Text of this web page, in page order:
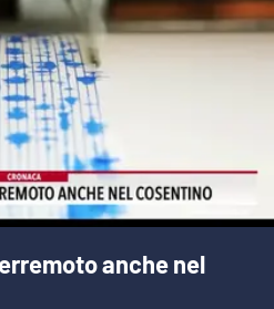
anche nel